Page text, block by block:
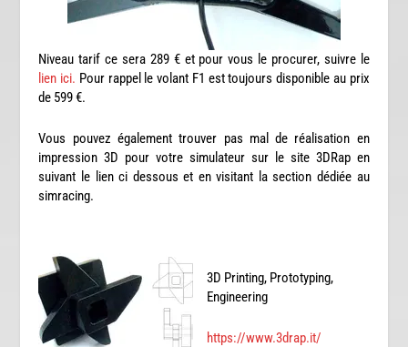
Niveau tarif ce sera 289 € et pour vous le procurer, suivre le
lien ici. Pour rappel le volant F1 est toujours disponible au prix
de 599 €.
Vous pouvez également trouver pas mal de réalisation en
impression 3D pour votre simulateur sur le site 3DRap en
suivant le lien ci dessous et en visitant la section dédiée au
simracing.
3D Printing, Prototyping,
Engineering
https://www.3drap.it/